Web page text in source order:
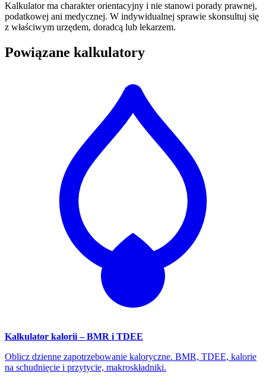
Kalkulator ma charakter orientacyjny i nie stanowi porady prawnej,
podatkowej ani medycznej. W indywidualnej sprawie skonsultuj się
z właściwym urzędem, doradcą lub lekarzem.
Powiązane kalkulatory
Kalkulator kalorii – BMR i TDEE
Oblicz dzienne zapotrzebowanie kaloryczne. BMR, TDEE, kalorie
na schudnięcie i przytycie, makroskładniki.